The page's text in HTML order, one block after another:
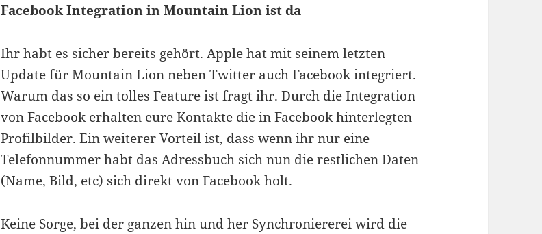
Facebook Integration in Mountain Lion ist da
Ihr habt es sicher bereits gehört. Apple hat mit seinem letzten
Update für Mountain Lion neben Twitter auch Facebook integriert.
Warum das so ein tolles Feature ist fragt ihr. Durch die Integration
von Facebook erhalten eure Kontakte die in Facebook hinterlegten
Profilbilder. Ein weiterer Vorteil ist, dass wenn ihr nur eine
Telefonnummer habt das Adressbuch sich nun die restlichen Daten
(Name, Bild, etc) sich direkt von Facebook holt.
Keine Sorge, bei der ganzen hin und her Synchroniererei wird die